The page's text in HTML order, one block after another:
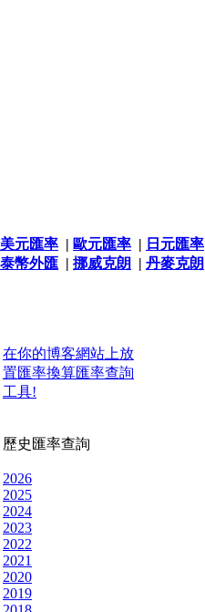
美元匯率 | 歐元匯率 | 日元匯率
泰幣外匯 | 挪威克朗 | 丹麥克朗
在你的博客網站上放
置匯率換算匯率查詢
工具!
歷史匯率查詢
2026
2025
2024
2023
2022
2021
2020
2019